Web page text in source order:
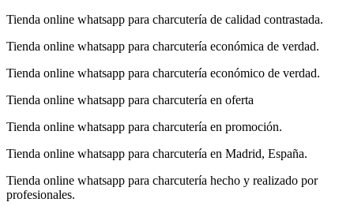
Tienda online whatsapp para charcutería de calidad contrastada.
Tienda online whatsapp para charcutería económica de verdad.
Tienda online whatsapp para charcutería económico de verdad.
Tienda online whatsapp para charcutería en oferta
Tienda online whatsapp para charcutería en promoción.
Tienda online whatsapp para charcutería en Madrid, España.
Tienda online whatsapp para charcutería hecho y realizado por
profesionales.